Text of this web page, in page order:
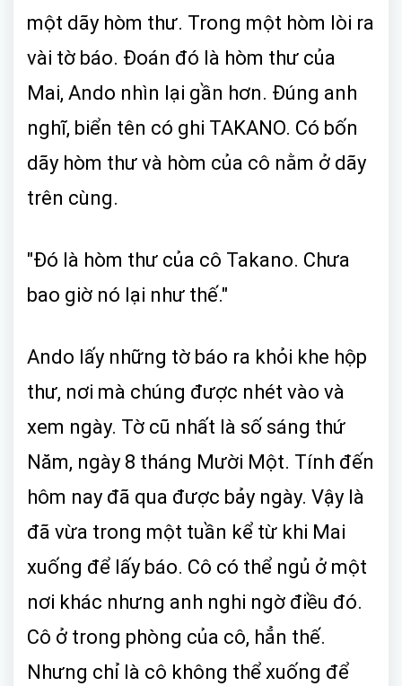
một dãy hòm thư. Trong một hòm lòi ra
vài tờ báo. Đoán đó là hòm thư của
Mai, Ando nhìn lại gần hơn. Đúng anh
nghĩ, biển tên có ghi TAKANO. Có bốn
dãy hòm thư và hòm của cô nằm ở dãy
trên cùng.
"Đó là hòm thư của cô Takano. Chưa
bao giờ nó lại như thế."
Ando lấy những tờ báo ra khỏi khe hộp
thư, nơi mà chúng được nhét vào và
xem ngày. Tờ cũ nhất là số sáng thứ
Năm, ngày 8 tháng Mười Một. Tính đến
hôm nay đã qua được bảy ngày. Vậy là
đã vừa trong một tuần kể từ khi Mai
xuống để lấy báo. Cô có thể ngủ ở một
nơi khác nhưng anh nghi ngờ điều đó.
Cô ở trong phòng của cô, hẳn thế.
Nhưng chỉ là cô không thể xuống để